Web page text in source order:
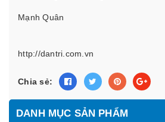
Mạnh Quân
http://dantri.com.vn
Chia sẻ:
DANH MỤC SẢN PHẨM